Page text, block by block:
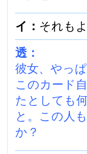
イ： それも
透：
彼女、やっ
このカード
たとしても
と。この人
か？